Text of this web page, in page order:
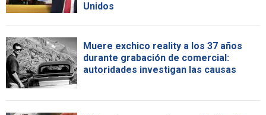
Unidos
Muere exchico reality a los 37 años
durante grabación de comercial:
autoridades investigan las causas